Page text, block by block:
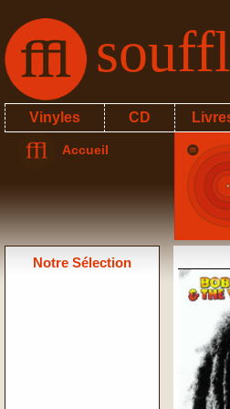
Vinyles CD
Accueil
Notre Sélection